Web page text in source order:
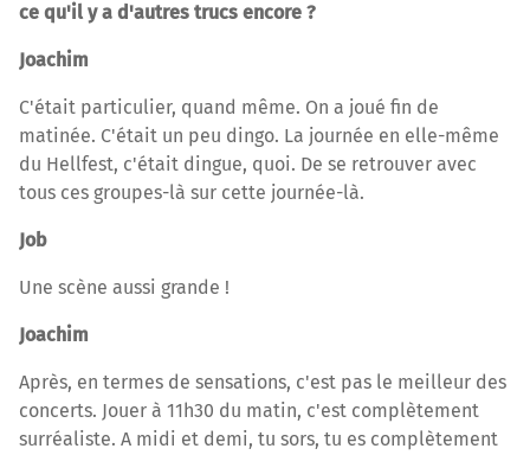
ce qu'il y a d'autres trucs encore ?
Joachim
C'était particulier, quand même. On a joué fin de
matinée. C'était un peu dingo. La journée en elle-même
du Hellfest, c'était dingue, quoi. De se retrouver avec
tous ces groupes-là sur cette journée-là.
Job
Une scène aussi grande !
Joachim
Après, en termes de sensations, c'est pas le meilleur des
concerts. Jouer à 11h30 du matin, c'est complètement
surréaliste. A midi et demi, tu sors, tu es complètement